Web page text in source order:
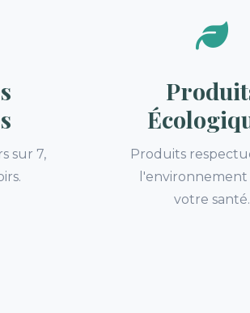
sur 7,
Produits
votre santé.